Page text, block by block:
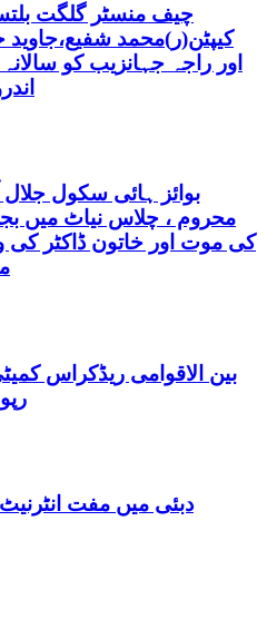
چیف منسٹر گلگت
کیپٹن(ر)محمد
اور راجہ جہانزیب کو
بوائز ہائی سکول
محروم ، چلاس نیاٹ میں
کی موت اور خاتون ڈاکٹر کی
بین الاقوامی ریڈکراس
دبئی میں مفت